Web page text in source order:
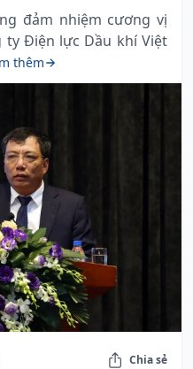
đảm nhiệm cương vị
ty Điện lực Dầu khí Việt
thêm
Chia sẻ